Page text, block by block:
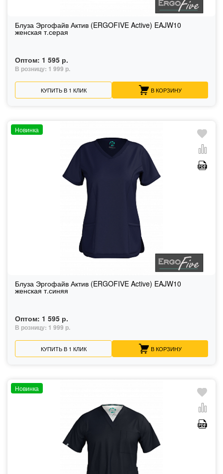
Блуза Эргофайв Актив (ERGOFIVE Active) EAJW10
женская т.серая
Оптом: 1 595 р.
В розницу: 1 999 р.
КУПИТЬ В 1 КЛИК В КОРЗИНУ
Новинка
Блуза Эргофайв Актив (ERGOFIVE Active) EAJW10
женская т.синяя
Оптом: 1 595 р.
В розницу: 1 999 р.
КУПИТЬ В 1 КЛИК В КОРЗИНУ
Новинка